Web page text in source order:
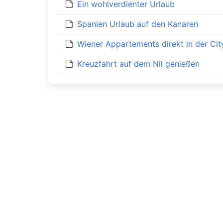
Ein wohlverdienter Urlaub
Spanien Urlaub auf den Kanaren
Wiener Appartements direkt in der
Kreuzfahrt auf dem Nil genießen